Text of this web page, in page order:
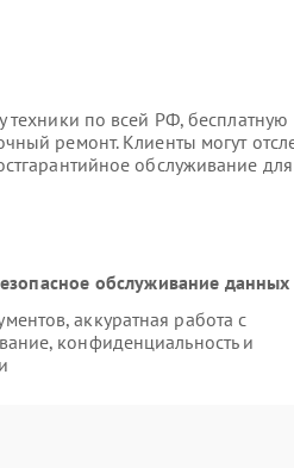
техники по всей РФ, бесплатную
ремонт. Клиенты могут
обслуживание для
обслуживание данных
аккуратная работа с
конфиденциальность и